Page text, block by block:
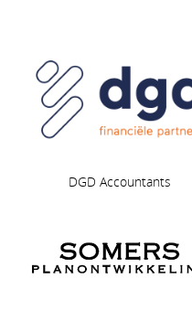
DGD Accountants